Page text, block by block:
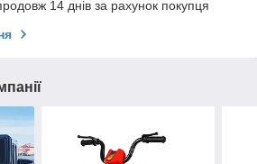
14 днів за рахунок покупця